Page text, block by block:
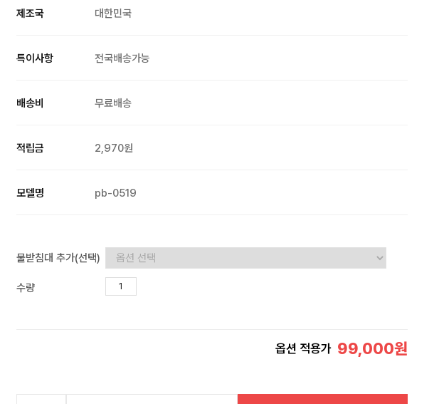
제조국 대한민국
특이사항 전국배송가능
배송비 무료배송
적립금 2,970원
모델명 pb-0519
물받침대 추가(선택)
수량
옵션 적용가 99,000원